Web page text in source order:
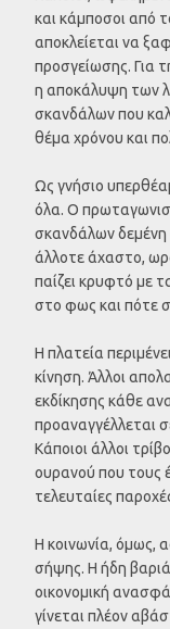
και κάμποσοι από
αποκλείεται να
προσγείωσης. Για
η αποκάλυψη των
σκανδάλων που
θέμα χρόνου και
Ως γνήσιο
όλα. Ο
σκανδάλων δεμένη
άλλοτε άχαστο,
παίζει κρυφτό με
στο φως και πότε
Η πλατεία
κίνηση. Άλλοι
εκδίκησης κάθε
προαναγγέλλεται
Κάποιοι άλλοι
ουρανού που τους
τελευταίες
Η κοινωνία, όμως,
σήψης. Η ήδη
οικονομική
γίνεται πλέον